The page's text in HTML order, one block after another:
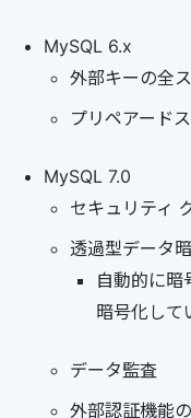
MySQL 6.x
外部キーの全
プリペアード
MySQL 7.0
セキュリティ
透過型データ
自動的に暗
暗号化して
データ監査
外部認証機能